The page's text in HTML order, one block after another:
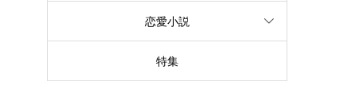
恋愛小説
特集